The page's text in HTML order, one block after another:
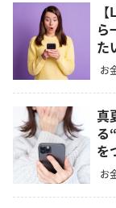
ら
た
お
真
る
を
お